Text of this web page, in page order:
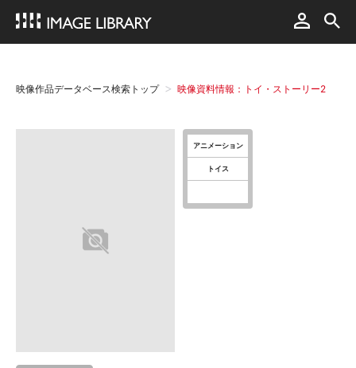
映像作品データベース検索トップ 映像資料情報：トイ・ストーリー2
アニメーション
トイス